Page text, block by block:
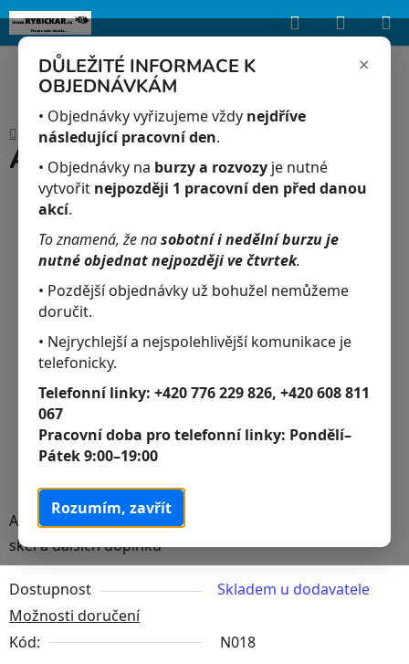
×
DŮLEŽITÉ INFORMACE K
OBJEDNÁVKÁM
• Objednávky vyřizujeme vždy nejdříve
následující pracovní den.
• Objednávky na burzy a rozvozy je nutné
vytvořit nejpozději 1 pracovní den před danou
akcí.
To znamená, že nasobotní i nedělní burzu je
nutné objednat nejpozději ve čtvrtek.
• Pozdější objednávky už bohužel nemůžeme
doručit.
• Nejrychlejší a nejspolehlivější komunikace je
telefonicky.
Telefonní linky: +420 776 229 826, +420 608 811
067
Pracovní doba pro telefonní linky: Pondělí–
Pátek 9:00–19:00
Rozumím, zavřít
Upozorňujeme, že uvedená skladová dostupnost je orientační a může se
lišit podle aktuálních objednávek a prodeje v reálném čase.
obsah
Hledat
KOŠÍK
DomůAkvaristika / Akvárium 48x23x30
Akvárium o objemu 33 litru. Samotná nádrž bez krycích
skel a dalších doplňků
Dostupnost
Skladem u dodavatele
Možnosti doručení
Kód:
N018
Akvárium 48x23x30